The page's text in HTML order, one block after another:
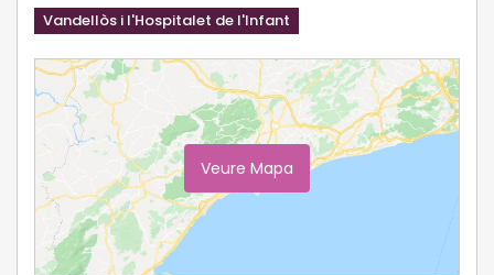
Vandellòs i l'Hospitalet de l'Infant
Veure Mapa